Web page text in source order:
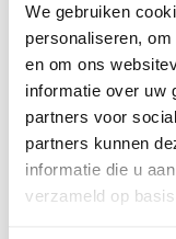
We gebruiken
personaliseren,
en om ons
informatie over uw
partners voor
partners kunnen
informatie die u
verzameld op
8801 RD
0517-
Bij storing: